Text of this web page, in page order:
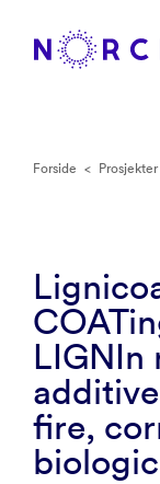
Forside < Prosjekter
LIGNIn
fire,